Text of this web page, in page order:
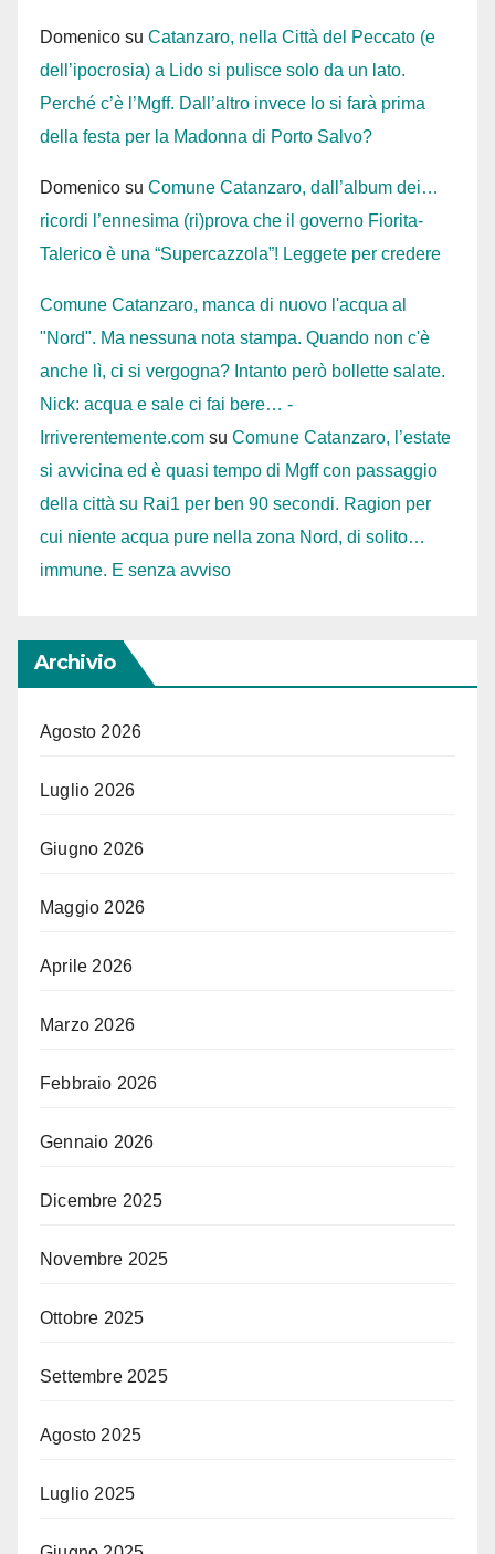
Domenico su Catanzaro, nella Città del Peccato (e
dell’ipocrosia) a Lido si pulisce solo da un lato.
Perché c’è l’Mgff. Dall’altro invece lo si farà prima
della festa per la Madonna di Porto Salvo?
Domenico su Comune Catanzaro, dall’album dei…
ricordi l’ennesima (ri)prova che il governo Fiorita-
Talerico è una “Supercazzola”! Leggete per credere
Comune Catanzaro, manca di nuovo l'acqua al
"Nord". Ma nessuna nota stampa. Quando non c'è
anche lì, ci si vergogna? Intanto però bollette salate.
Nick: acqua e sale ci fai bere… -
Irriverentemente.com su Comune Catanzaro, l’estate
si avvicina ed è quasi tempo di Mgff con passaggio
della città su Rai1 per ben 90 secondi. Ragion per
cui niente acqua pure nella zona Nord, di solito…
immune. E senza avviso
Archivio
Agosto 2026
Luglio 2026
Giugno 2026
Maggio 2026
Aprile 2026
Marzo 2026
Febbraio 2026
Gennaio 2026
Dicembre 2025
Novembre 2025
Ottobre 2025
Settembre 2025
Agosto 2025
Luglio 2025